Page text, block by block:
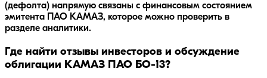
(дефолта) напрямую связаны с финансовым состоянием
эмитента ПАО КАМАЗ, которое можно проверить в
разделе аналитики.
Где найти отзывы инвесторов и обсуждение
облигации КАМАЗ ПАО БО-13?